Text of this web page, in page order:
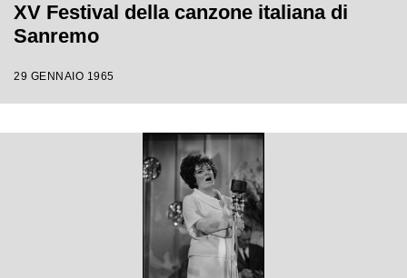
XV Festival della canzone italiana di
Sanremo
29 GENNAIO 1965